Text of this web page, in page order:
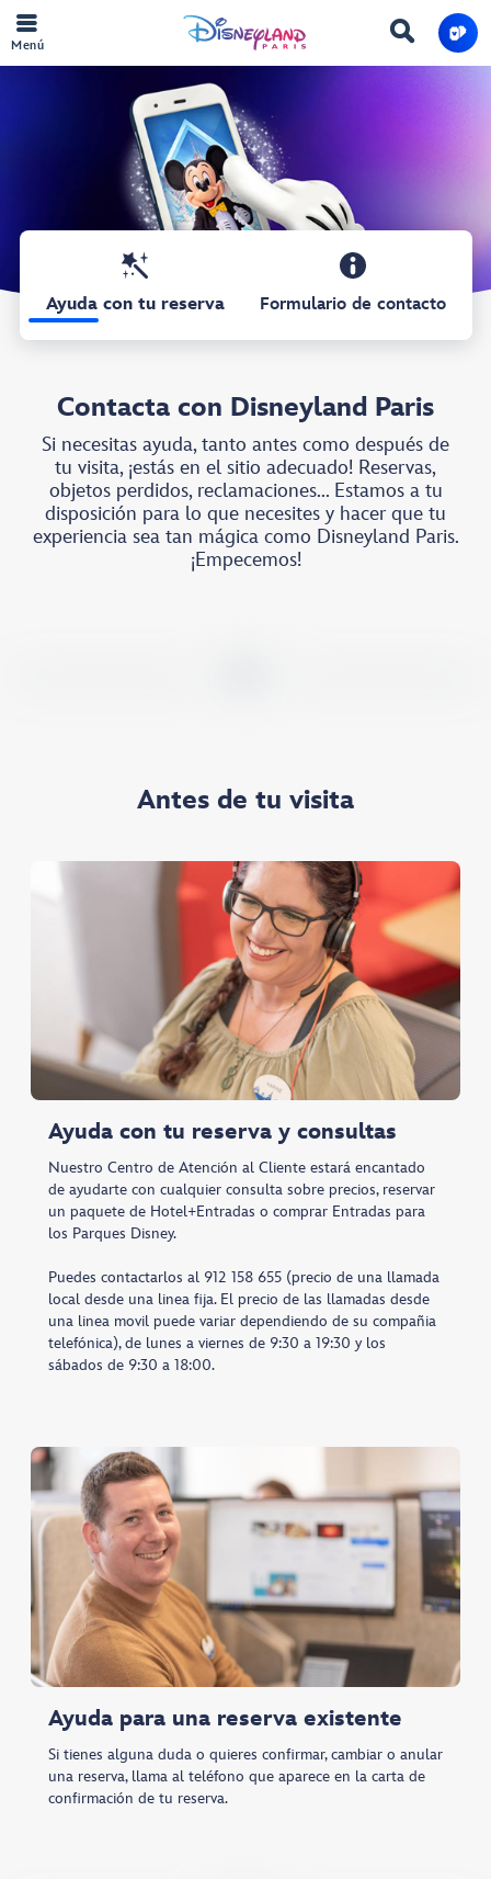
Menú
Ayuda con tu reserva Formulario de contacto
Contacta con Disneyland Paris
Si necesitas ayuda, tanto antes como después de
tu visita, ¡estás en el sitio adecuado! Reservas,
objetos perdidos, reclamaciones... Estamos a tu
disposición para lo que necesites y hacer que tu
experiencia sea tan mágica como Disneyland Paris.
¡Empecemos!
Antes de tu visita
Ayuda con tu reserva y consultas
Nuestro Centro de Atención al Cliente estará encantado
de ayudarte con cualquier consulta sobre precios, reservar
un paquete de Hotel+Entradas o comprar Entradas para
los Parques Disney.
Puedes contactarlos al 912 158 655 (precio de una llamada
local desde una linea fija. El precio de las llamadas desde
una linea movil puede variar dependiendo de su compañia
telefónica)​, de lunes a viernes de 9:30 a 19:30 y los
sábados de 9:30 a 18:00.
Ayuda para una reserva existente
Si tienes alguna duda o quieres confirmar, cambiar o anular
una reserva, llama al teléfono que aparece en la carta de
confirmación de tu reserva.